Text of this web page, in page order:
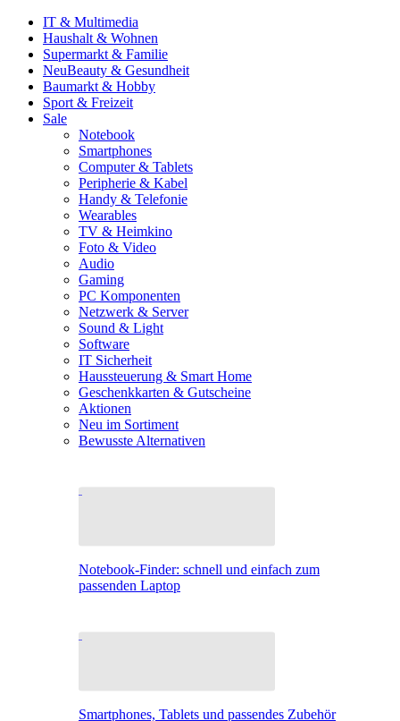
IT & Multimedia
Haushalt & Wohnen
Supermarkt & Familie
NeuBeauty & Gesundheit
Baumarkt & Hobby
Sport & Freizeit
Sale
Notebook
Smartphones
Computer & Tablets
Peripherie & Kabel
Handy & Telefonie
Wearables
TV & Heimkino
Foto & Video
Audio
Gaming
PC Komponenten
Netzwerk & Server
Sound & Light
Software
IT Sicherheit
Haussteuerung & Smart Home
Geschenkkarten & Gutscheine
Aktionen
Neu im Sortiment
Bewusste Alternativen
Notebook-Finder: schnell und einfach zum
passenden Laptop
Smartphones, Tablets und passendes Zubehör